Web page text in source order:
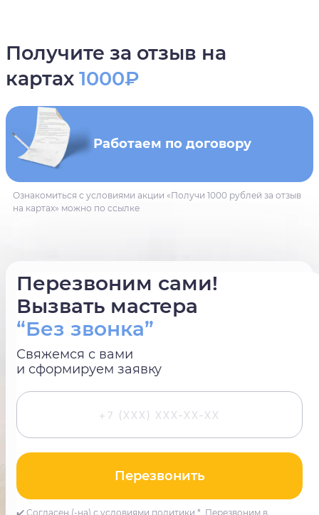
Перезвоним сами!
Вызвать мастера
“Без звонка”
Свяжемся с вами
и сформируем заявку
Перезвонить
✔️ Согласен (-на) с условиями политики *. Перезвоним в
Получите за отзыв на
картах 1000₽
Работаем по договору
Ознакомиться с условиями акции «Получи 1000 рублей за отзыв
на картах» можно по ссылке